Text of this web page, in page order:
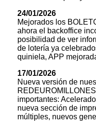
24/01/2026
Mejorados los
ahora el backoffice
posibilidad de ver
de lotería ya
quiniela, APP
17/01/2026
Nueva versión de
importantes:
nueva sección de
múltiples, nuevos